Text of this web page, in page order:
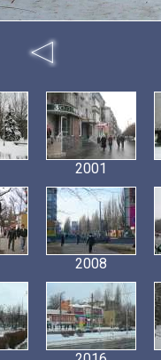
2001
2008